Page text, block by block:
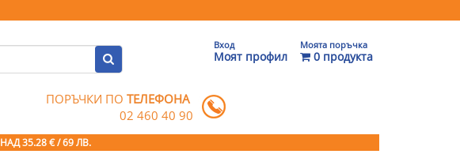
Вход
Моят профил
Моята поръчка
0 продукта
ПОРЪЧКИ ПОТЕЛЕФОНА
02 460 40 90
НАД 35.28 € / 69 ЛВ.